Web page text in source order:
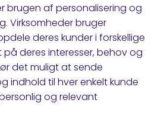
brugen af personalisering og
Virksomheder bruger
deres kunder i forskellige
deres interesser, behov og
det muligt at sende
indhold til hver enkelt kunde
og relevant